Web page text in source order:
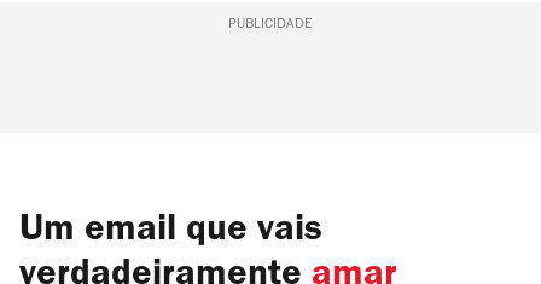
PUBLICIDADE
Um email que vais